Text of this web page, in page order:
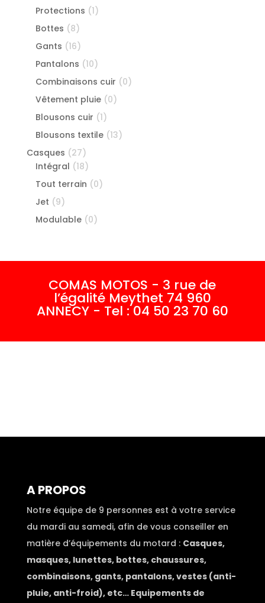
Protections (1)
Bottes (8)
Gants (16)
Pantalons (10)
Combinaisons cuir (0)
Vêtement pluie (0)
Blousons cuir (1)
Blousons textile (13)
Casques (27)
Intégral (18)
Tout terrain (0)
Jet (9)
Modulable (0)
COMAS MOTOS - 3 rue de
l’égalité Meythet 74 960
ANNECY - Tel : 04 50 23 70 60
A PROPOS
Notre équipe de 9 personnes est à votre service
du mardi au samedi, afin de vous conseiller en
matière d’équipements du motard : Casques,
masques, lunettes, bottes, chaussures,
combinaisons, gants, pantalons, vestes (anti-
pluie, anti-froid), etc… Equipements de